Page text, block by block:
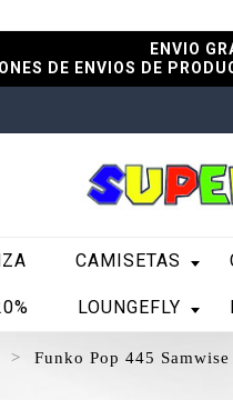
ENVIO
DE ENVIOS DE
CAMISETAS
LOUNGEFLY
Funko Pop 445